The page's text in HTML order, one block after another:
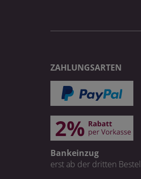
ZAHLUNGSARTEN
Bankeinzug
erst ab der dritten